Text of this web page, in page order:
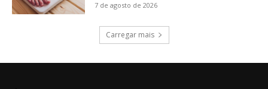
7 de agosto de 2026
Carregar mais